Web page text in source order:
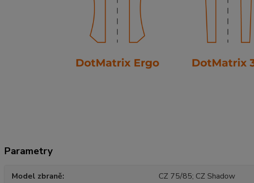
Parametry
Model zbraně CZ 75/85; CZ Shadow